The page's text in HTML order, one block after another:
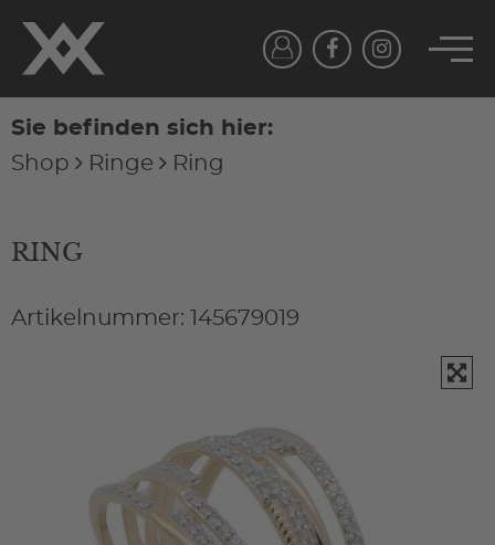
Sie befinden sich hier:
Shop
Ringe Ring
RING
Artikelnummer: 145679019